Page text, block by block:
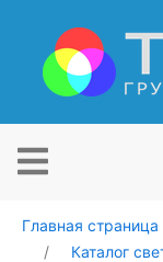
Главная страница
Каталог